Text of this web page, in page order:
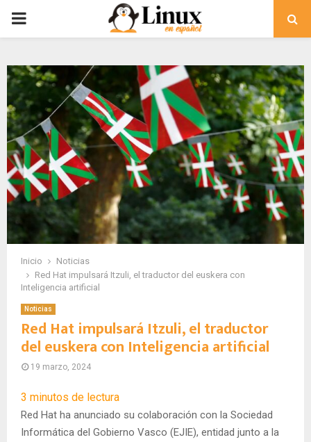
PRIMARY
Inicio
Noticias
Red Hat impulsará Itzuli, el traductor del euskera con
Inteligencia artificial
Noticias
Red Hat impulsará Itzuli, el traductor
del euskera con Inteligencia artificial
19 marzo, 2024
3 minutos de lectura
Red Hat ha anunciado su colaboración con la Sociedad
Informática del Gobierno Vasco (EJIE), entidad junto a la